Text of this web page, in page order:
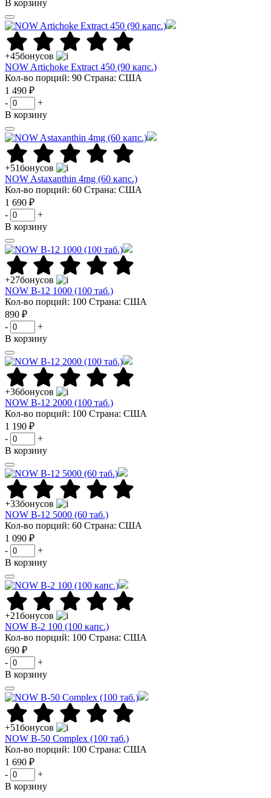
В корзину
+45бонусов
NOW Artichoke Extract 450 (90 капс.)
Кол-во порций: 90 Страна: США
1 490 ₽
-
+
В корзину
+51бонусов
NOW Astaxanthin 4mg (60 капс.)
Кол-во порций: 60 Страна: США
1 690 ₽
-
+
В корзину
+27бонусов
NOW B-12 1000 (100 таб.)
Кол-во порций: 100 Страна: США
890 ₽
-
+
В корзину
+36бонусов
NOW B-12 2000 (100 таб.)
Кол-во порций: 100 Страна: США
1 190 ₽
-
+
В корзину
+33бонусов
NOW B-12 5000 (60 таб.)
Кол-во порций: 60 Страна: США
1 090 ₽
-
+
В корзину
+21бонусов
NOW B-2 100 (100 капс.)
Кол-во порций: 100 Страна: США
690 ₽
-
+
В корзину
+51бонусов
NOW B-50 Complex (100 таб.)
Кол-во порций: 100 Страна: США
1 690 ₽
-
+
В корзину